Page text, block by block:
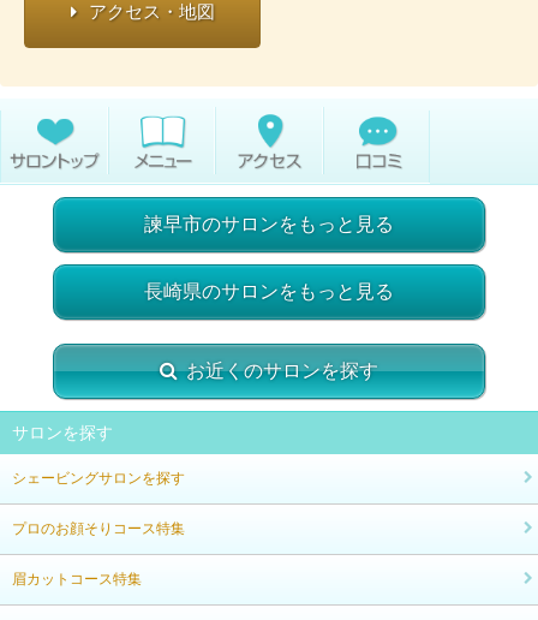
アクセス・地図
諫早市のサロンをもっと見る
長崎県のサロンをもっと見る
お近くのサロンを探す
サロンを探す
シェービングサロンを探す
プロのお顔そりコース特集
眉カットコース特集